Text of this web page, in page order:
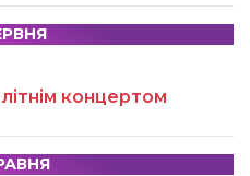
концертом